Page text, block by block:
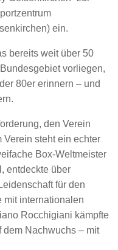
ein.
bereits weit über 50
vorliegen,
80er erinnern – und
den Verein
Verein steht ein echter
Box-Weltmeister
entdeckte über
für den
mit internationalen
Rocchigiani kämpfte
dem Nachwuchs – mit